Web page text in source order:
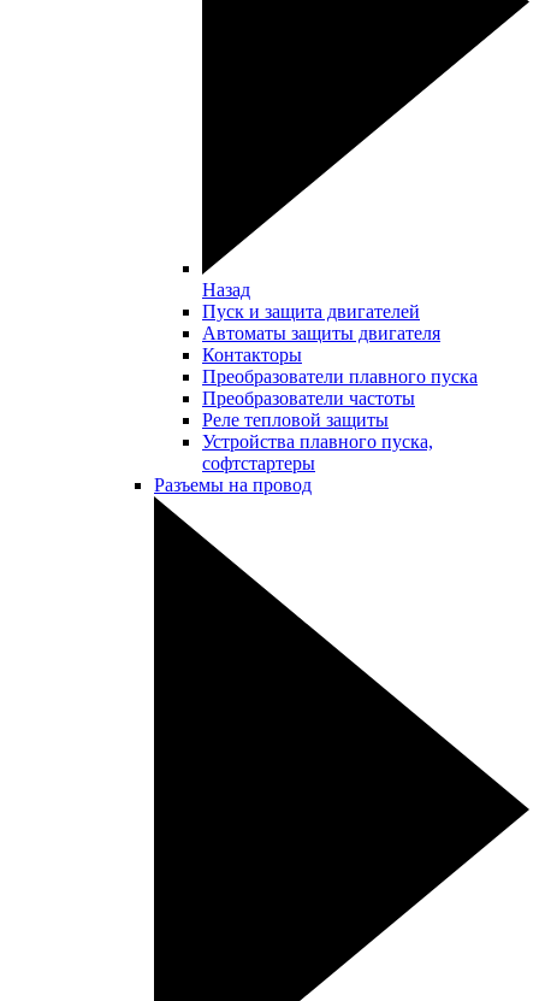
Назад
Пуск и защита двигателей
Автоматы защиты двигателя
Контакторы
Преобразователи плавного пуска
Преобразователи частоты
Реле тепловой защиты
Устройства плавного пуска,
софтстартеры
Разъемы на провод